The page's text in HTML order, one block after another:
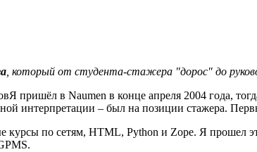
, который от студента-стажера "дорос" до
Я пришёл в Naumen в конце апреля 2004 года,
интерпретации – был на позиции стажера.
по сетям, HTML, Python и Zope. Я прошел